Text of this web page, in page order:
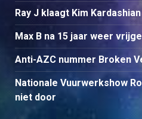
Ray J klaagt Kim
Max B na 15 jaar weer
Anti-AZC nummer Broken
Nationale Vuurwerkshow
niet door